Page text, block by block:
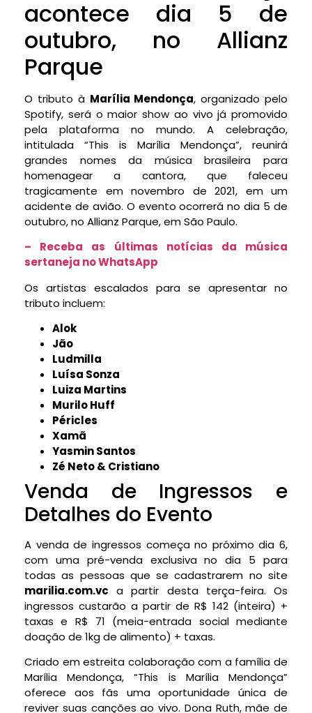
acontece dia 5 de
outubro, no Allianz
Parque
O tributo à Marília Mendonça, organizado pelo
Spotify, será o maior show ao vivo já promovido
pela plataforma no mundo. A celebração,
intitulada “This is Marília Mendonça”, reunirá
grandes nomes da música brasileira para
homenagear a cantora, que faleceu
tragicamente em novembro de 2021, em um
acidente de avião. O evento ocorrerá no dia 5 de
outubro, no Allianz Parque, em São Paulo.
– Receba as últimas notícias da música
sertaneja no WhatsApp
Os artistas escalados para se apresentar no
tributo incluem:
Alok
Jão
Ludmilla
Luísa Sonza
Luiza Martins
Murilo Huff
Péricles
Xamã
Yasmin Santos
Zé Neto & Cristiano
Venda de Ingressos e
Detalhes do Evento
A venda de ingressos começa no próximo dia 6,
com uma pré-venda exclusiva no dia 5 para
todas as pessoas que se cadastrarem no site
marilia.com.vc a partir desta terça-feira. Os
ingressos custarão a partir de R$ 142 (inteira) +
taxas e R$ 71 (meia-entrada social mediante
doação de 1kg de alimento) + taxas.
Criado em estreita colaboração com a família de
Marília Mendonça, “This is Marília Mendonça”
oferece aos fãs uma oportunidade única de
reviver suas canções ao vivo. Dona Ruth, mãe de